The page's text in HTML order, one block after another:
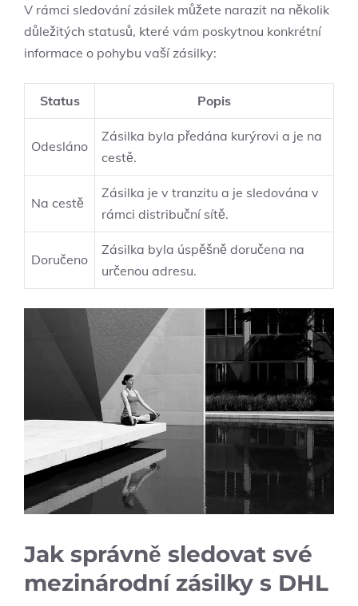
V rámci sledování zásilek můžete narazit na několik
důležitých statusů, které vám poskytnou konkrétní
informace o pohybu vaší zásilky:
Status Popis
Odesláno
Zásilka byla předána kurýrovi a je na
cestě.
Na cestě
Zásilka je v tranzitu a je sledována v
rámci distribuční sítě.
Doručeno
Zásilka byla úspěšně doručena na
určenou adresu.
Jak správně sledovat své
mezinárodní zásilky s DHL